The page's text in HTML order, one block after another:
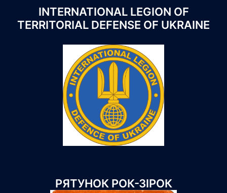
INTERNATIONAL LEGION OF
TERRITORIAL DEFENSE OF UKRAINE
РЯТУНОК РОК-ЗІРОК